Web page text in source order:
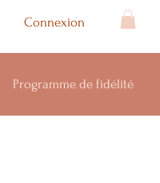
Connexion
Programme de fidélité